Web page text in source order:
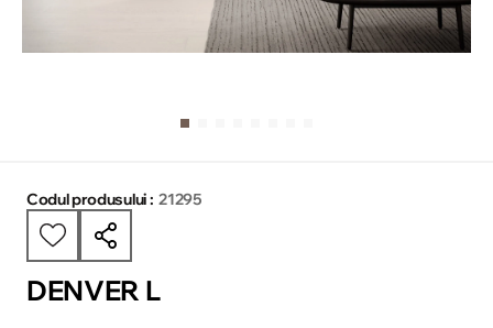
Codul produsului : 21295
DENVER L